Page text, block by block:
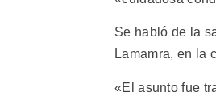
Se habló de la
Lamamra, en la
«El asunto fue